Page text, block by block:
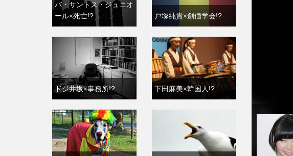
バ・サントス・ジュニオ
ール×死亡!?
戸塚純貴×創価学会!?
ドジ井坂×事務所!? 下田麻美×韓国人!?